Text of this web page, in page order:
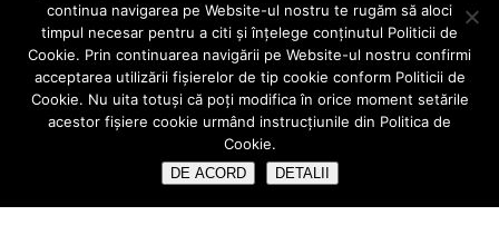
Aparatele mobile
Când alegem o fațeta dentară?
Implant sau punte dentara ?
IMPLANT DENTAR vs COROANA DENTARA/PUNTE CLASICA
Ce înseamnă urgentă stomatologica?
continua navigarea pe Website-ul nostru te rugăm să aloci
timpul necesar pentru a citi și înțelege conținutul Politicii de
Cookie. Prin continuarea navigării pe Website-ul nostru confirmi
acceptarea utilizării fişierelor de tip cookie conform Politicii de
Cookie. Nu uita totuși că poți modifica în orice moment setările
acestor fişiere cookie urmând instrucțiunile din Politica de
Cookie.
DE ACORD DETALII